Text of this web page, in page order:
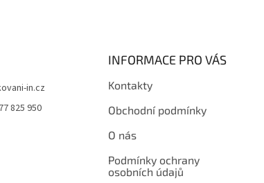
in.cz
825 950
INFORMACE PRO VÁS
Kontakty
Obchodní podmínky
O nás
Podmínky ochrany
osobních údajů